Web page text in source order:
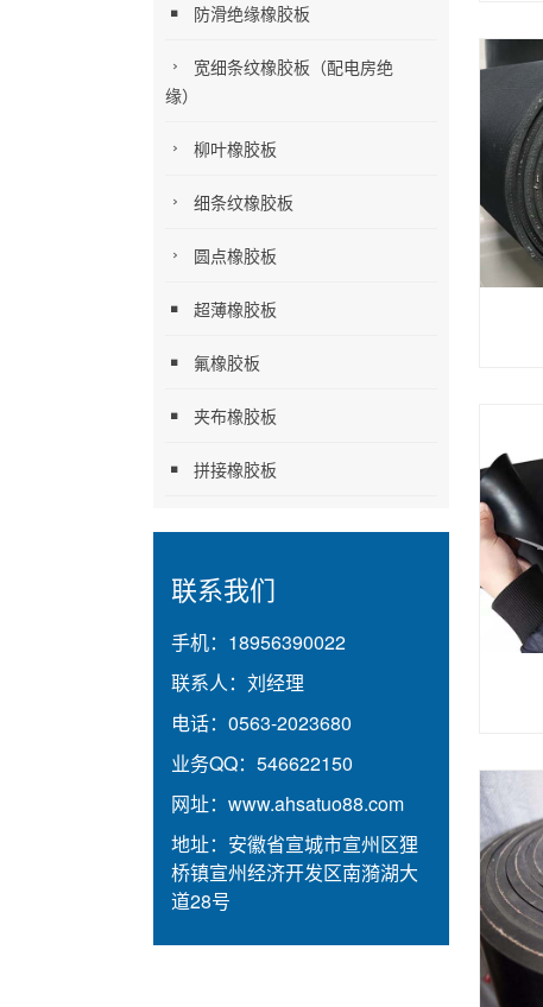
防滑绝缘橡胶板
宽细条纹橡胶板（配电房绝
缘）
柳叶橡胶板
细条纹橡胶板
圆点橡胶板
超薄橡胶板
氟橡胶板
夹布橡胶板
拼接橡胶板
联系我们
手机： 18956390022
联系人： 刘经理
电话： 0563-2023680
业务QQ： 546622150
网址： www.ahsatuo88.com
地址： 安徽省宣城市宣州区狸
桥镇宣州经济开发区南漪湖大
道28号